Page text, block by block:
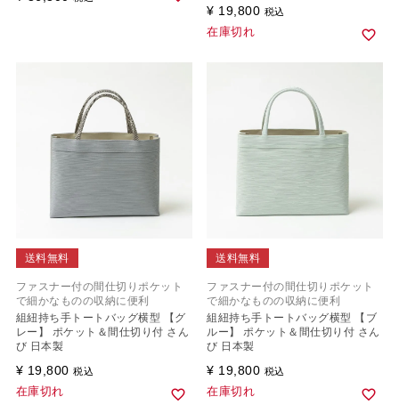
¥ 19,800 税込
在庫切れ
送料無料
ファスナー付の間仕切りポケット
で細かなものの収納に便利
組紐持ち手トートバッグ横型 【グ
レー】 ポケット＆間仕切り付 さん
び 日本製
¥ 19,800 税込
在庫切れ
送料無料
ファスナー付の間仕切りポケット
で細かなものの収納に便利
組紐持ち手トートバッグ横型 【ブ
ルー】 ポケット＆間仕切り付 さん
び 日本製
¥ 19,800 税込
在庫切れ